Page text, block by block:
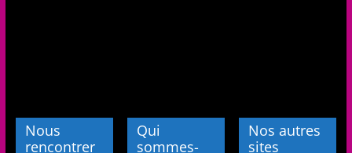
Nous
rencontrer
Qui
sommes-
Nos autres
sites